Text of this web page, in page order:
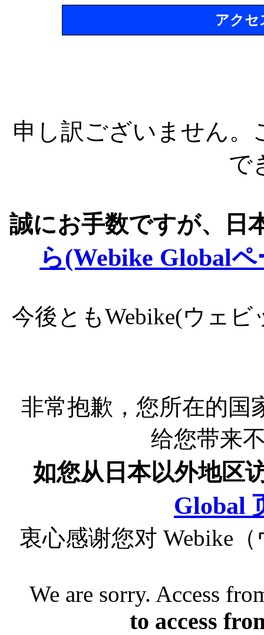
アクセ
申し訳ございません
で
誠にお手数ですが、日
ら(Webike Global
今後ともWebike(ウェ
非常抱歉，您所在的国
给您带来
如您从日本以外地区
Global
衷心感谢您对 Webike
We are sorry. Access
to access